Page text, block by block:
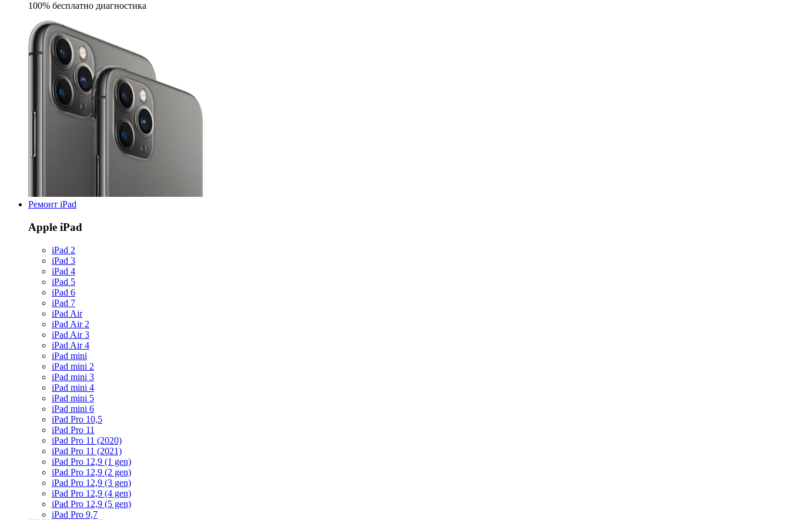
100% бесплатно диагностика
Ремонт iPad
Apple iPad
iPad 2
iPad 3
iPad 4
iPad 5
iPad 6
iPad 7
iPad Air
iPad Air 2
iPad Air 3
iPad Air 4
iPad mini
iPad mini 2
iPad mini 3
iPad mini 4
iPad mini 5
iPad mini 6
iPad Pro 10,5
iPad Pro 11
iPad Pro 11 (2020)
iPad Pro 11 (2021)
iPad Pro 12,9 (1 gen)
iPad Pro 12,9 (2 gen)
iPad Pro 12,9 (3 gen)
iPad Pro 12,9 (4 gen)
iPad Pro 12,9 (5 gen)
iPad Pro 9,7